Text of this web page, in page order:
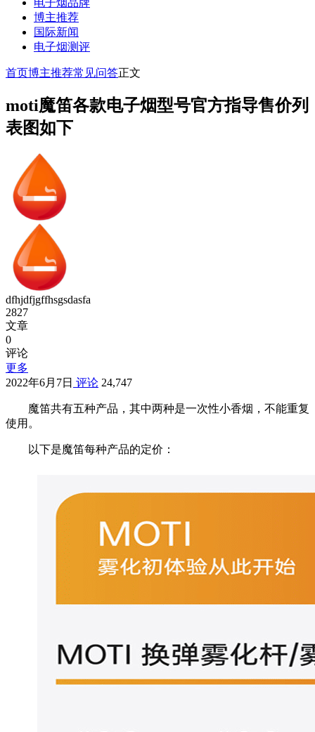
博主推荐
国际新闻
电子烟测评
首页博主推荐常见问答正文
moti魔笛各款电子烟型号官方指导售价列
表图如下
dfhjdfjgffhsgsdasfa
2827
文章
0
评论
更多
2022年6月7日 评论 24,747
魔笛共有五种产品，其中两种是一次性小香烟，不能重复
使用。
以下是魔笛每种产品的定价：